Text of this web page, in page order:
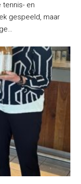
tennis- en
gespeeld, maar